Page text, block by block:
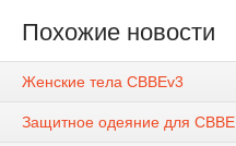
Похожие новости
Женские тела CBBEv3
Защитное одеяние для CBBE